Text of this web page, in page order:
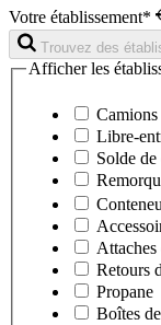
Votre établissement*
Trouvez des
Afficher les
Camions
Libre-
Solde
Attaches
Retours
Propane
Boîtes